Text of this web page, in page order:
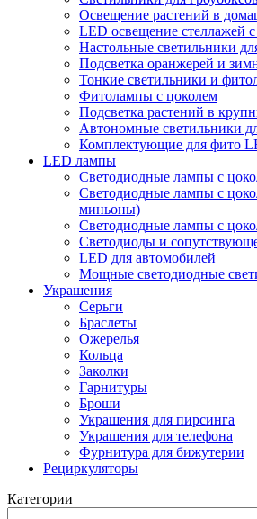
Освещение растений в
LED освещение стеллажей
Настольные светильники
Подсветка оранжерей и
Тонкие светильники и
Фитолампы с цоколем
Подсветка растений в
Автономные светильники
Комплектующие для фито
LED лампы
Светодиодные лампы с
Светодиодные лампы с
миньоны)
Светодиодные лампы с
Светодиоды и
LED для автомобилей
Мощные светодиодные
Украшения
Серьги
Браслеты
Ожерелья
Кольца
Заколки
Гарнитуры
Броши
Украшения для пирсинга
Украшения для телефона
Фурнитура для бижутерии
Рециркуляторы
Категории